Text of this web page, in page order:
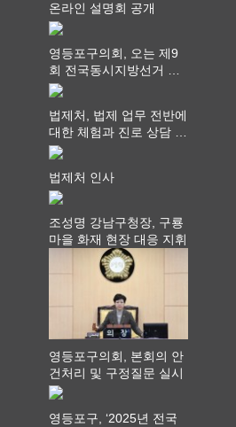
온라인 설명회 공개
영등포구의회, 오는 제9
회 전국동시지방선거 ‧
"공직사회는 어느 때보다
를 지켜야 할 것"
법제처, 법제 업무 전반에
대한 체험과 진로 상담 기
회 제공
법제처 인사
조성명 강남구청장, 구룡
마을 화재 현장 대응 지휘
영등포구의회, 본회의 안
건처리 및 구정질문 실시
영등포구, ‘2025년 전국